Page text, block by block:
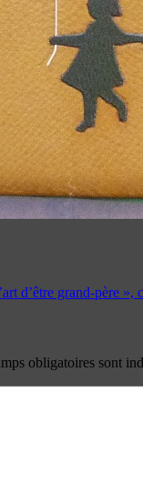
d’être grand-père »,
obligatoires sont